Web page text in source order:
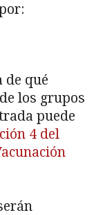
de qué
los grupos
puede
4 del